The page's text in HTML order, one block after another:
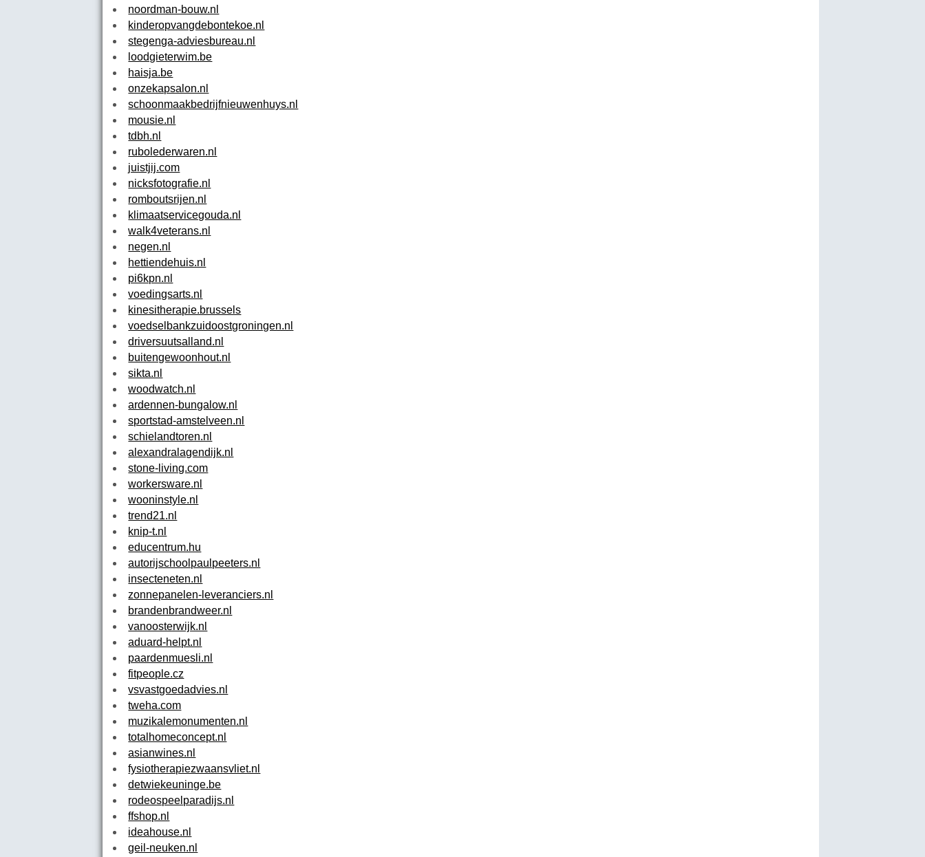
noordman-bouw.nl
kinderopvangdebontekoe.nl
stegenga-adviesbureau.nl
loodgieterwim.be
haisja.be
onzekapsalon.nl
schoonmaakbedrijfnieuwenhuys.nl
mousie.nl
tdbh.nl
rubolederwaren.nl
juistjij.com
nicksfotografie.nl
romboutsrijen.nl
klimaatservicegouda.nl
walk4veterans.nl
negen.nl
hettiendehuis.nl
pi6kpn.nl
voedingsarts.nl
kinesitherapie.brussels
voedselbankzuidoostgroningen.nl
driversuutsalland.nl
buitengewoonhout.nl
sikta.nl
woodwatch.nl
ardennen-bungalow.nl
sportstad-amstelveen.nl
schielandtoren.nl
alexandralagendijk.nl
stone-living.com
workersware.nl
wooninstyle.nl
trend21.nl
knip-t.nl
educentrum.hu
autorijschoolpaulpeeters.nl
insecteneten.nl
zonnepanelen-leveranciers.nl
brandenbrandweer.nl
vanoosterwijk.nl
aduard-helpt.nl
paardenmuesli.nl
fitpeople.cz
vsvastgoedadvies.nl
tweha.com
muzikalemonumenten.nl
totalhomeconcept.nl
asianwines.nl
fysiotherapiezwaansvliet.nl
detwiekeuninge.be
rodeospeelparadijs.nl
ffshop.nl
ideahouse.nl
geil-neuken.nl